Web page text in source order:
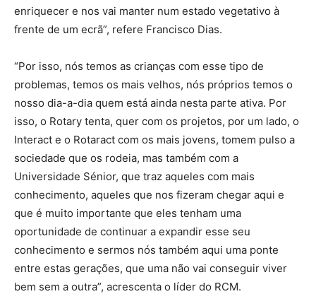
enriquecer e nos vai manter num estado vegetativo à
frente de um ecrã”, refere Francisco Dias.
“Por isso, nós temos as crianças com esse tipo de
problemas, temos os mais velhos, nós próprios temos o
nosso dia-a-dia quem está ainda nesta parte ativa. Por
isso, o Rotary tenta, quer com os projetos, por um lado, o
Interact e o Rotaract com os mais jovens, tomem pulso a
sociedade que os rodeia, mas também com a
Universidade Sénior, que traz aqueles com mais
conhecimento, aqueles que nos fizeram chegar aqui e
que é muito importante que eles tenham uma
oportunidade de continuar a expandir esse seu
conhecimento e sermos nós também aqui uma ponte
entre estas gerações, que uma não vai conseguir viver
bem sem a outra”, acrescenta o líder do RCM.